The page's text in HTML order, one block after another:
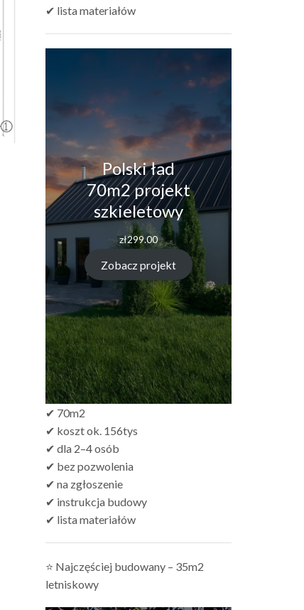
✔ lista materiałów
Polski ład
70m2 projekt
szkieletowy
zł299.00
Zobacz projekt
✔ 70m2
✔ koszt ok. 156tys
✔ dla 2–4 osób
✔ bez pozwolenia
✔ na zgłoszenie
✔ instrukcja budowy
✔ lista materiałów
⭐ Najczęściej budowany – 35m2
letniskowy